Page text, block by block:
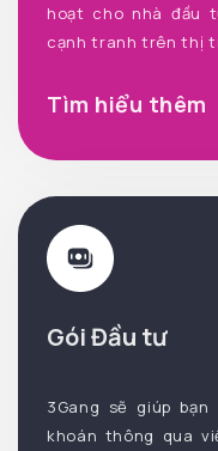
hoạt cho nhà đầu
cạnh tranh trên thị
Tìm hiểu thêm
Gói Đầu tư
3Gang sẽ giúp
khoán thông qua